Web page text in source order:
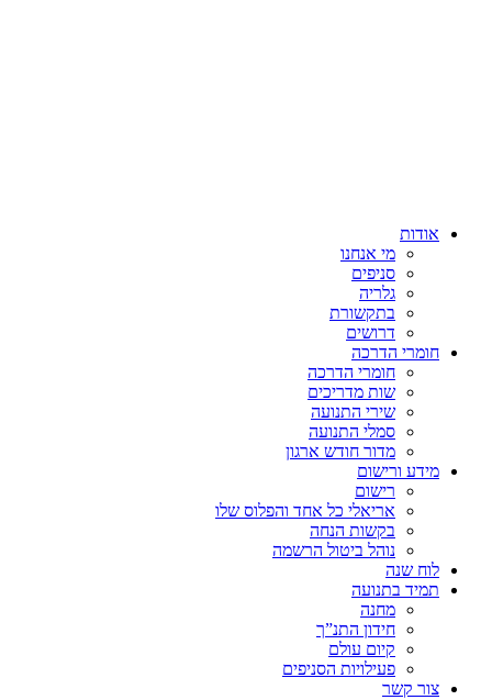
אודות
מי אנחנו
סניפים
גלריה
בתקשורת
דרושים
חומרי הדרכה
חומרי הדרכה
שות מדריכים
שירי התנועה
סמלי התנועה
מדור חודש ארגון
מידע ורישום
רישום
אריאלי כל אחד והפלוס שלו
בקשות הנחה
נוהל ביטול הרשמה
לוח שנה
תמיד בתנועה
מחנה
חידון התנ”ך
קיום עולם
פעילויות הסניפים
צור קשר